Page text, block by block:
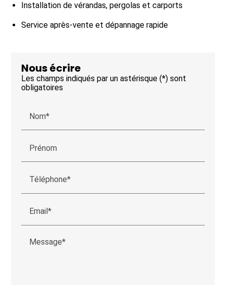
Installation de vérandas, pergolas et carports
Service après-vente et dépannage rapide
Nous écrire
Les champs indiqués par un astérisque (*) sont
obligatoires
Nom*
Prénom
Téléphone*
Email*
Message*